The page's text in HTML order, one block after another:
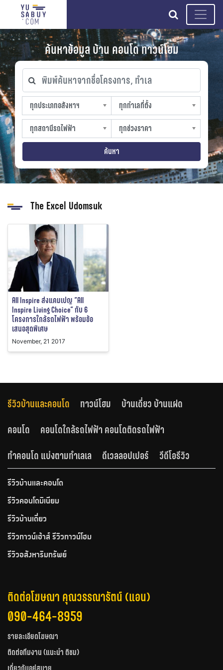
search
ค้นหาข้อมูล บ้าน คอนโด ทาวน์โฮม
พิมพ์ค้นหาจากชื่อโครงการ, ทำเล
ทุกประเภทอสังหาฯ
ทุกประเภทอสังหาฯ
sproperty
ทุกทำเลที่ตั้ง
ทุกทำเลที่ตั้ง
slocation
ทุกสถานีรถไฟฟ้า
ทุกสถานีรถไฟฟ้า
strain-station
ทุกช่วงราคา
ทุกช่วงราคา
sprice
ค้นหา
The Excel Udomsuk
All Inspire ส่งแคมเปญ “All
Inspire Living Choice” กับ 6
โครงการใกล้รถไฟฟ้า พร้อมข้อ
เสนอสุดพิเศษ
November, 21 2017
รีวิวบ้านและคอนโด ทาวน์โฮม
บ้านเดี่ยว บ้านแฝด
คอนโด
คอนโดใกล้รถไฟฟ้า คอนโดติดรถไฟฟ้า
ทำคอนโด แบ่งตามทำเลเล
ดีเวลลอปเปอร์ วีดีโอรีวิว
รีวิวบ้านและคอนโด
รีวิวคอนโดมิเนียม
รีวิวบ้านเดี่ยว
รีวิวทาวน์เฮ้าส์ รีวิวทาวน์โฮม
รีวิวอสังหาริมทรัพย์
ติดต่อโฆษณา คุณวรรณารัตน์ (แอน)
090-464-8959
รายละเอียดโฆษณา
ติดต่อทีมงาน (แนะนำ ติชม)